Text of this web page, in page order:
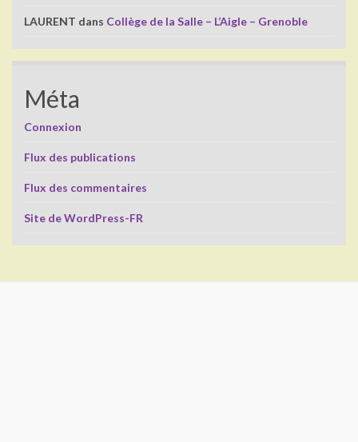
LAURENT dans Collège de la Salle – L’Aigle – Grenoble
Méta
Connexion
Flux des publications
Flux des commentaires
Site de WordPress-FR